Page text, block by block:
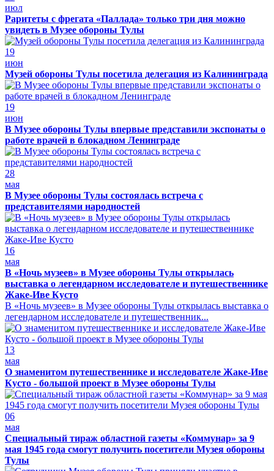
июл
Раритеты с фрегата «Паллада» только три дня можно
увидеть в Музее обороны Тулы
19
июн
Музей обороны Тулы посетила делегация из Калининграда
19
июн
В Музее обороны Тулы впервые представили экспонаты о
работе врачей в блокадном Ленинграде
28
мая
В Музее обороны Тулы состоялась встреча с
представителями народностей
16
мая
В «Ночь музеев» в Музее обороны Тулы открылась
выставка о легендарном исследователе и путешественнике
Жаке-Иве Кусто
В «Ночь музеев» в Музее обороны Тулы открылась выставка о
легендарном исследователе и путешественник...
13
мая
О знаменитом путешественнике и исследователе Жаке-Иве
Кусто - большой проект в Музее обороны Тулы
06
мая
Специальный тираж областной газеты «Коммунар» за 9
мая 1945 года смогут получить посетители Музея обороны
Тулы